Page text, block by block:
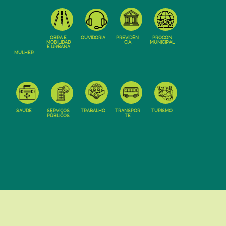
MULHER
OBRA E
MOBILIDAD
E URBANA
OUVIDORIA
PREVIDÊN
CIA
PROCON
MUNICIPAL
SAÚDE
SERVIÇOS
PÚBLICOS
TRABALHO
TRANSPOR
TE
TURISMO